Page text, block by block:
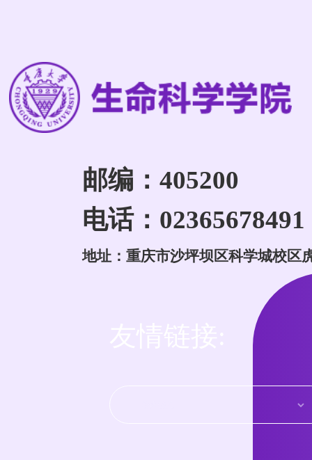
邮编：405200
电话：02365678491
地址：重庆市沙坪坝区科学城校区